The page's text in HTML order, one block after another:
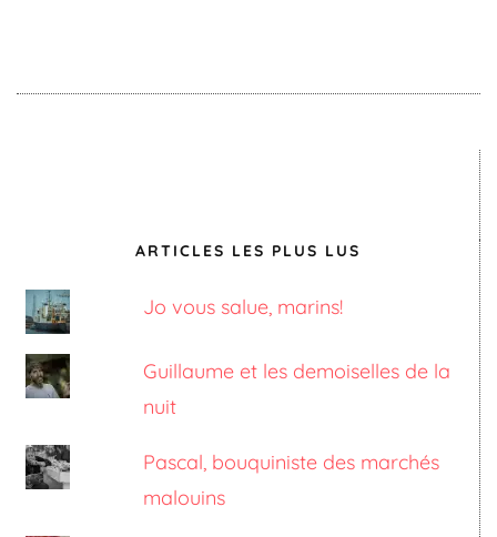
ARTICLES LES PLUS LUS
Jo vous salue, marins!
Guillaume et les demoiselles de la
nuit
Pascal, bouquiniste des marchés
malouins